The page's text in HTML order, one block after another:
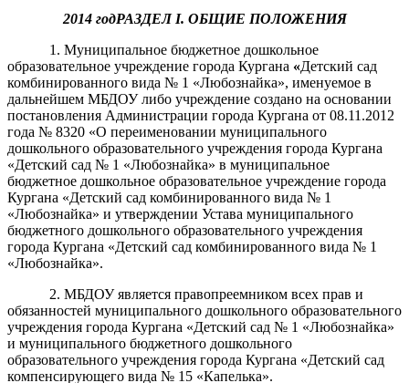
2014 годРАЗДЕЛ I. ОБЩИЕ ПОЛОЖЕНИЯ
1. Муниципальное бюджетное дошкольное
образовательное учреждение города Кургана «Детский сад
комбинированного вида № 1 «Любознайка», именуемое в
дальнейшем МБДОУ либо учреждение создано на основании
постановления Администрации города Кургана от 08.11.2012
года № 8320 «О переименовании муниципального
дошкольного образовательного учреждения города Кургана
«Детский сад № 1 «Любознайка» в муниципальное
бюджетное дошкольное образовательное учреждение города
Кургана «Детский сад комбинированного вида № 1
«Любознайка» и утверждении Устава муниципального
бюджетного дошкольного образовательного учреждения
города Кургана «Детский сад комбинированного вида № 1
«Любознайка».
2. МБДОУявляется правопреемником всех прав и
обязанностей муниципального дошкольного образовательного
учреждения города Кургана «Детский сад № 1 «Любознайка»
и муниципального бюджетного дошкольного
образовательного учреждения города Кургана «Детский сад
компенсирующего вида № 15 «Капелька».